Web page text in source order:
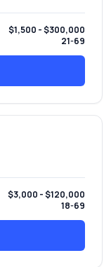
$1,500 - $300,000
21-69
$3,000 - $120,000
18-69